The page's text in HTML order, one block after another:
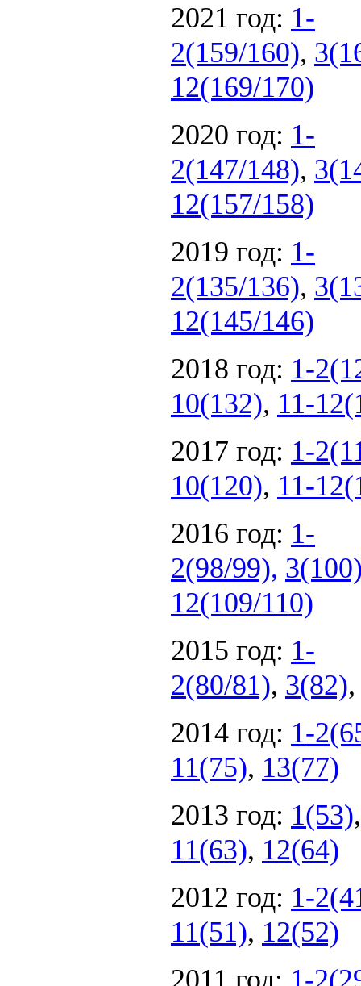
2021 год: 1-
2(159/160),
12(169/170)
2020 год: 1-
2(147/148),
12(157/158)
2019 год: 1-
2(135/136),
12(145/146)
2018 год: 1-
10(132), 11-
2017 год: 1-
10(120), 11-
2016 год: 1-
2(98/99),
12(109/110)
2015 год: 1-
2(80/81), 3(82)
2014 год: 1-
11(75), 13(77)
2013 год: 1(53)
11(63), 12(64)
2012 год: 1-
11(51), 12(52)
2011 год: 1-